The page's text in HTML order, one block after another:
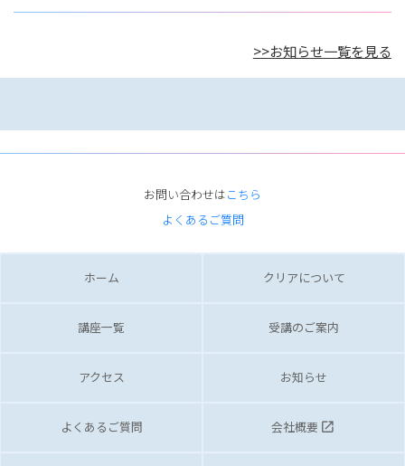
>>お知らせ一覧を見る
お問い合わせはこちら
よくあるご質問
ホーム クリアについて
講座一覧 受講のご案内
アクセス お知らせ
よくあるご質問 会社概要 launch